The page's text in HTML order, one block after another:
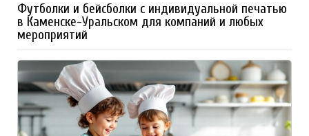
Футболки и бейсболки с индивидуальной печатью
в Каменске-Уральском для компаний и любых
мероприятий